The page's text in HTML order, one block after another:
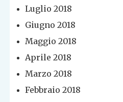
Luglio 2018
Giugno 2018
Maggio 2018
Aprile 2018
Marzo 2018
Febbraio 2018